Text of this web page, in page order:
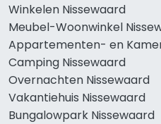
Winkelen Nissewaard
Meubel-Woonwinkel
Appartementen- en
Camping Nissewaard
Overnachten Nissewaard
Vakantiehuis Nissewaard
Bungalowpark Nissewaard